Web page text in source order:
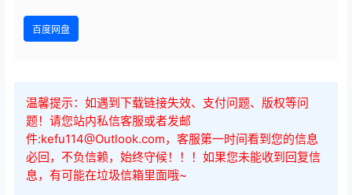
百度网盘
温馨提示：如遇到下载链接失效、支付问题、版权等问
题！请您站内私信客服或者发邮
件:kefu114@Outlook.com，客服第一时间看到您的信息
必回，不负信赖，始终守候！！！如果您未能收到回复信
息，有可能在垃圾信箱里面哦~